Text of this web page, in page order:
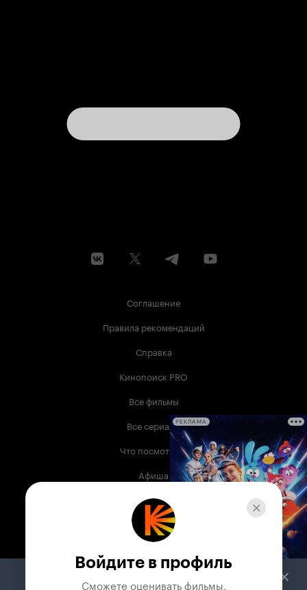
Соглашение
Правила рекомендаций
Справка
Кинопоиск PRO
Все фильмы
Все сериалы
Что посмотреть
Афиша
Музыка
Телепрограмма
Служба поддержки
РЕКЛАМА
Войдите в профиль
Сможете оценивать фильмы,